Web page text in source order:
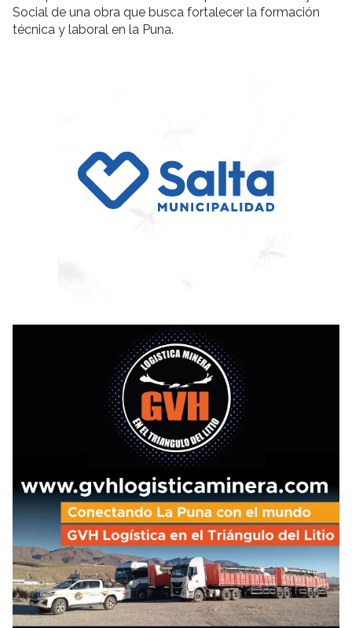
Social de una obra que busca fortalecer la formación
técnica y laboral en la Puna.